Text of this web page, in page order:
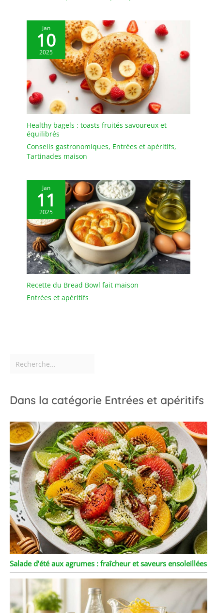
diplômes.
Jan
10
2025
Healthy bagels : toasts fruités savoureux et
équilibrés
Conseils gastronomiques, Entrées et apéritifs,
Tartinades maison
Jan
11
2025
Recette du Bread Bowl fait maison
Entrées et apéritifs
Dans la catégorie Entrées et apéritifs
Salade d’été aux agrumes : fraîcheur et saveurs ensoleillées